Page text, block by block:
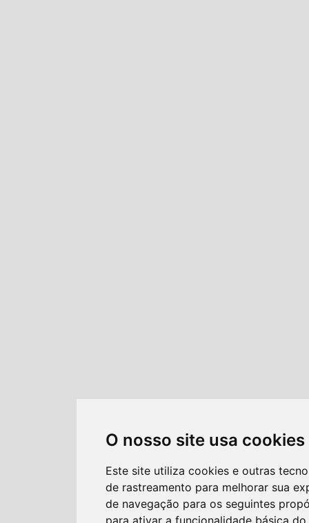
O nosso site usa cookies
Este site utiliza cookies e outras
de rastreamento para melhorar sua
de navegação para os seguintes
para ativar a funcionalidade básica